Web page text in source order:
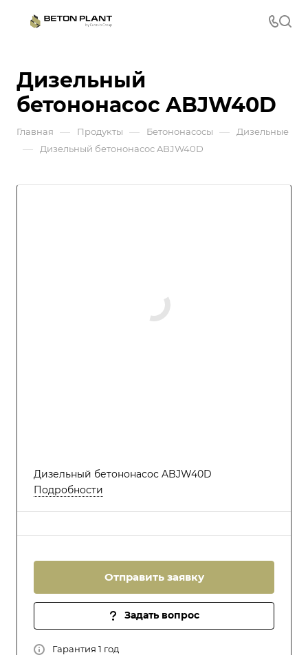
Дизельный
бетононасос ABJW40D
Главная — Продукты — Бетононасосы — Дизельные
— Дизельный бетононасос ABJW40D
Дизельный бетононасос ABJW40D
Подробности
Отправить заявку
Задать вопрос
Гарантия 1 год